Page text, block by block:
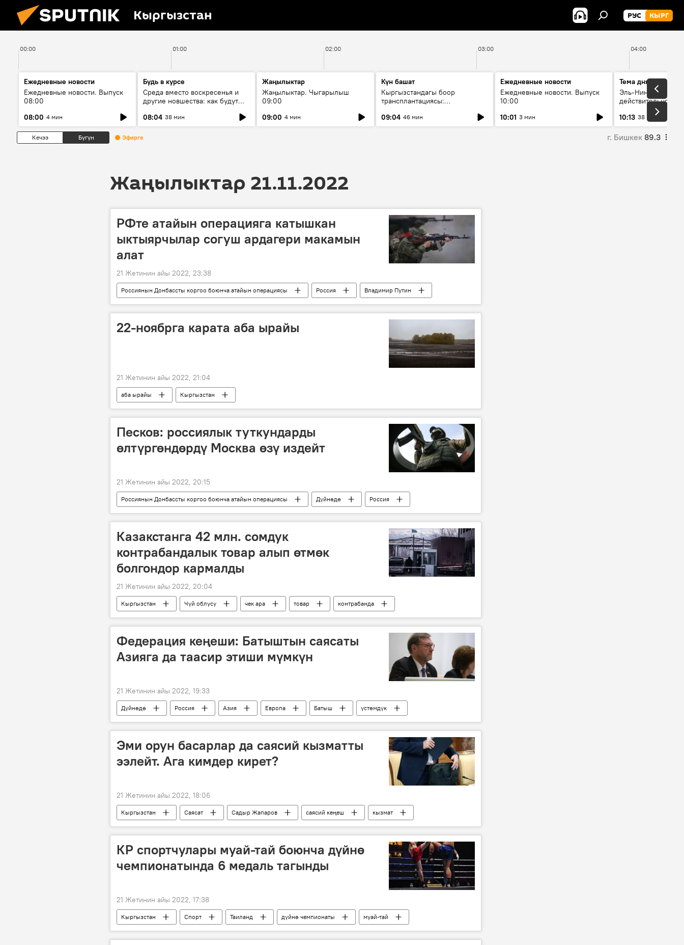
Кыргызстан РУС КЫРГ
00:00 01:00 02:00 03:00 04:00
Ежедневные новости
Ежедневные новости. Выпуск
08:00
08:00 4 мин
Будь в курсе
Среда вместо воскресенья и
другие новшества: как будут
08:04 38 мин
Жаңылыктар
Жаңылыктар. Чыгарылыш
09:00
09:00 4 мин
Күн башат
Кыргызстандагы боор
трансплантациясы:
келечеги
09:04 46 мин
Ежедневные новости
Ежедневные новости. Выпуск
10:00
10:01 3 мин
Тема дня
Эль-Ниньо, жара и
действительно
погоду в
10:13 38 мин
Кечээ Бүгүн Эфирге г. Бишкек 89.3
Жаңылыктар 21.11.2022
РФте атайын операцияга катышкан
ыктыярчылар согуш ардагери макамын
алат
21 Жетинин айы 2022, 23:38
Россиянын Донбассты коргоо боюнча атайын операциясы Россия
Владимир Путин
атайын операция
ыктыярчылар
22-ноябрга карата аба ырайы
21 Жетинин айы 2022, 21:04
аба ырайы Кыргызстан
Песков: россиялык туткундарды
өлтүргөндөрдү Москва өзү издейт
21 Жетинин айы 2022, 20:15
Россиянын Донбассты коргоо боюнча атайын операциясы Дүйнөдө
Россия
Украина
туткун өлүм иликтөө издөө
Казакстанга 42 млн. сомдук
контрабандалык товар алып өтмөк
болгондор кармалды
21 Жетинин айы 2022, 20:04
Кыргызстан Чүй облусу чек ара товар контрабанда
Федерация кеңеши: Батыштын саясаты
Азияга да таасир этиши мүмкүн
21 Жетинин айы 2022, 19:33
Дүйнөдө Россия Азия Европа Батыш
үстөмдүк
сенатор
Эми орун басарлар да саясий кызматты
ээлейт. Ага кимдер кирет?
21 Жетинин айы 2022, 18:06
Кыргызстан Саясат Садыр Жапаров саясий кеңеш
кызмат
орун басар
КР спортчулары муай-тай боюнча дүйнө
чемпионатында 6 медаль тагынды
21 Жетинин айы 2022, 17:38
Кыргызстан Спорт Таиланд дүйнө чемпионаты
муай-тай
медаль